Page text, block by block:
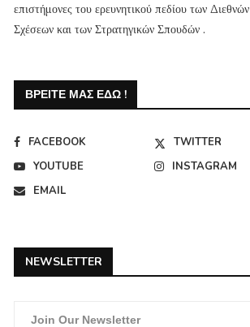
επιστήμονες του ερευνητικού πεδίου των Διεθνών
Σχέσεων και των Στρατηγικών Σπουδών .
ΒΡΕΊΤΕ ΜΑΣ ΕΔΏ !
FACEBOOK
TWITTER
YOUTUBE
INSTAGRAM
EMAIL
NEWSLETTER
Join Our Newsletter